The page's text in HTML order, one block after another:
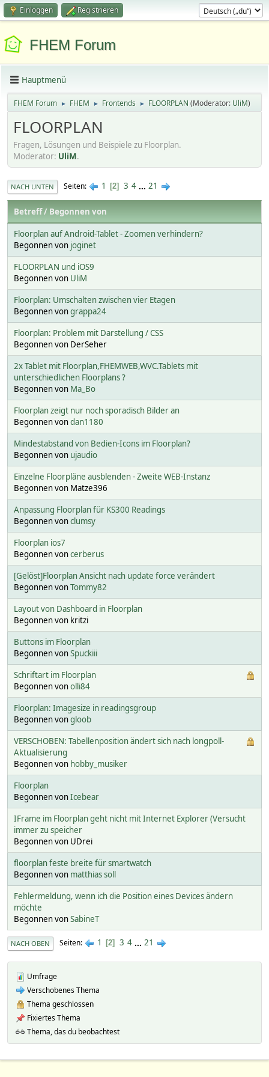
Einloggen Registrieren
FHEM Forum
Hauptmenü
FHEM Forum ► FHEM ► Frontends ► FLOORPLAN (Moderator: UliM)
FLOORPLAN
Fragen, Lösungen und Beispiele zu Floorplan.
Moderator: UliM.
NACH UNTEN Seiten 1 2 3 4 ... 21
Betreff/ Begonnen von
Floorplan auf Android-Tablet - Zoomen verhindern?
Begonnen von joginet
FLOORPLAN und iOS9
Begonnen von UliM
Floorplan: Umschalten zwischen vier Etagen
Begonnen vongrappa24
Floorplan: Problem mit Darstellung / CSS
Begonnen von DerSeher
2x Tablet mit Floorplan,FHEMWEB,WVC.Tablets mit
unterschiedlichen Floorplans ?
Begonnen von Ma_Bo
Floorplan zeigt nur noch sporadisch Bilder an
Begonnen vondan1180
Mindestabstand von Bedien-Icons im Floorplan?
Begonnen von ujaudio
Einzelne Floorpläne ausblenden - Zweite WEB-Instanz
Begonnen von Matze396
Anpassung Floorplan für KS300 Readings
Begonnen vonclumsy
Floorplan ios7
Begonnen voncerberus
[Gelöst]Floorplan Ansicht nach update force verändert
Begonnen vonTommy82
Layout von Dashboard in Floorplan
Begonnen von kritzi
Buttons im Floorplan
Begonnen vonSpuckiii
Schriftart im Floorplan
Begonnen vonolli84
Floorplan: Imagesize in readingsgroup
Begonnen vongloob
VERSCHOBEN: Tabellenposition ändert sich nach longpoll-
Aktualisierung
Begonnen von hobby_musiker
Floorplan
Begonnen vonIcebear
IFrame im Floorplan geht nicht mit Internet Explorer (Versucht
immer zu speicher
Begonnen von UDrei
floorplan feste breite für smartwatch
Begonnen von matthias soll
Fehlermeldung, wenn ich die Position eines Devices ändern
möchte
Begonnen vonSabineT
NACH OBEN Seiten 1 2 3 4 ... 21
Umfrage
Verschobenes Thema
Thema geschlossen
Fixiertes Thema
Thema, das du beobachtest